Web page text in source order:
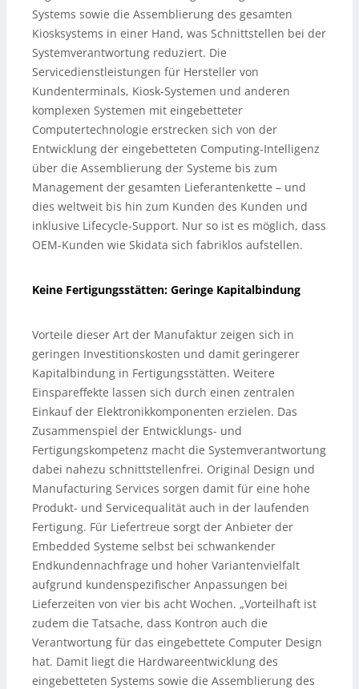
Systems sowie die Assemblierung des gesamten
Kiosksystems in einer Hand, was Schnittstellen bei der
Systemverantwortung reduziert. Die
Servicedienstleistungen für Hersteller von
Kundenterminals, Kiosk-Systemen und anderen
komplexen Systemen mit eingebetteter
Computertechnologie erstrecken sich von der
Entwicklung der eingebetteten Computing-Intelligenz
über die Assemblierung der Systeme bis zum
Management der gesamten Lieferantenkette – und
dies weltweit bis hin zum Kunden des Kunden und
inklusive Lifecycle-Support. Nur so ist es möglich, dass
OEM-Kunden wie Skidata sich fabriklos aufstellen.
Keine Fertigungsstätten: Geringe Kapitalbindung
Vorteile dieser Art der Manufaktur zeigen sich in
geringen Investitionskosten und damit geringerer
Kapitalbindung in Fertigungsstätten. Weitere
Einspareffekte lassen sich durch einen zentralen
Einkauf der Elektronikkomponenten erzielen. Das
Zusammenspiel der Entwicklungs- und
Fertigungskompetenz macht die Systemverantwortung
dabei nahezu schnittstellenfrei. Original Design und
Manufacturing Services sorgen damit für eine hohe
Produkt- und Servicequalität auch in der laufenden
Fertigung. Für Liefertreue sorgt der Anbieter der
Embedded Systeme selbst bei schwankender
Endkundennachfrage und hoher Variantenvielfalt
aufgrund kundenspezifischer Anpassungen bei
Lieferzeiten von vier bis acht Wochen. „Vorteilhaft ist
zudem die Tatsache, dass Kontron auch die
Verantwortung für das eingebettete Computer Design
hat. Damit liegt die Hardwareentwicklung des
eingebetteten Systems sowie die Assemblierung des